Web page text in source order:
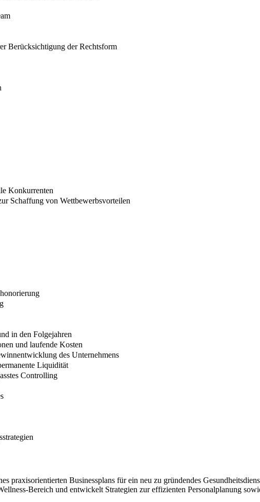
Berücksichtigung der Rechtsform
Konkurrenten
Schaffung von Wettbewerbsvorteilen
in den Folgejahren
und laufende Kosten
des Unternehmens
Liquidität
Controlling
praxisorientierten Businessplans für ein neu zu gründendes
Bereich und entwickelt Strategien zur effizienten Personalplanung